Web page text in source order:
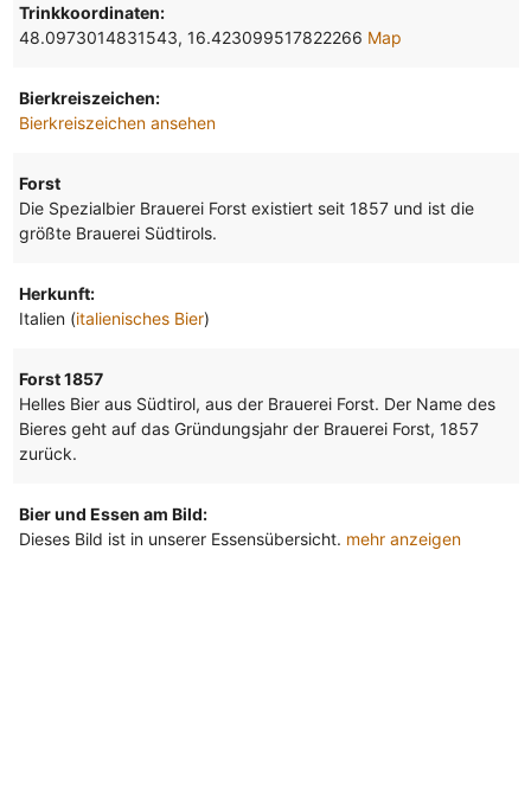
Trinkkoordinaten:
48.0973014831543, 16.423099517822266 Map
Bierkreiszeichen:
Bierkreiszeichen ansehen
Forst
Die Spezialbier Brauerei Forst existiert seit 1857 und ist die
größte Brauerei Südtirols.
Herkunft:
Italien (italienisches Bier)
Forst 1857
Helles Bier aus Südtirol, aus der Brauerei Forst. Der Name des
Bieres geht auf das Gründungsjahr der Brauerei Forst, 1857
zurück.
Bier und Essen am Bild:
Dieses Bild ist in unserer Essensübersicht. mehr anzeigen